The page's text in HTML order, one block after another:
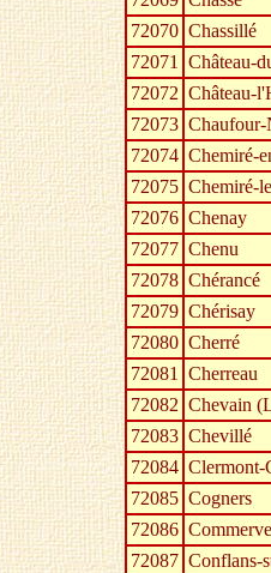
72070 Chassillé
72071 Château-
72072 Château-
72073 Chaufour-
72074 Chemiré-
72075 Chemiré-
72076 Chenay
72077 Chenu
72078 Chérancé
72079 Chérisay
72080 Cherré
72081 Cherreau
72082 Chevain
72083 Chevillé
72084 Clermont-
72085 Cogners
72086
72087 Conflans-